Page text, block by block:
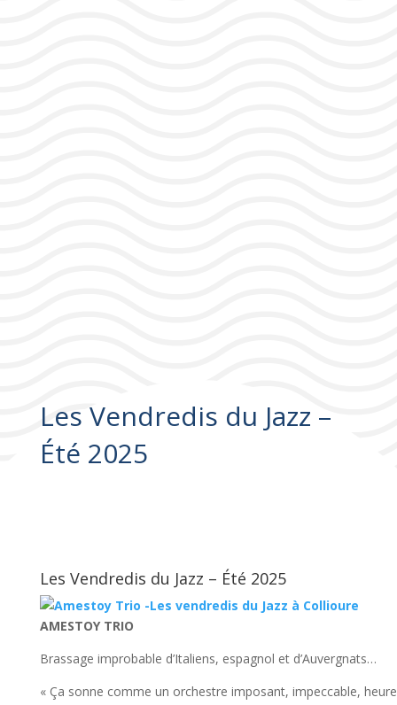
Les Vendredis du Jazz –
Été 2025
Les Vendredis du Jazz – Été 2025
AMESTOY TRIO
Brassage improbable d’Italiens, espagnol et d’Auvergnats…
« Ça sonne comme un orchestre imposant, impeccable,